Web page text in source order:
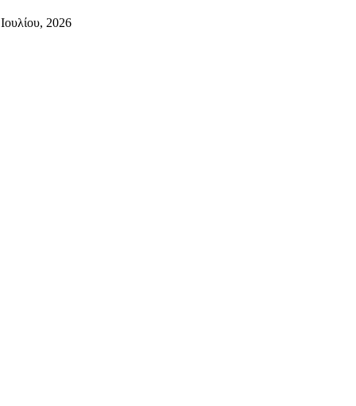
2026